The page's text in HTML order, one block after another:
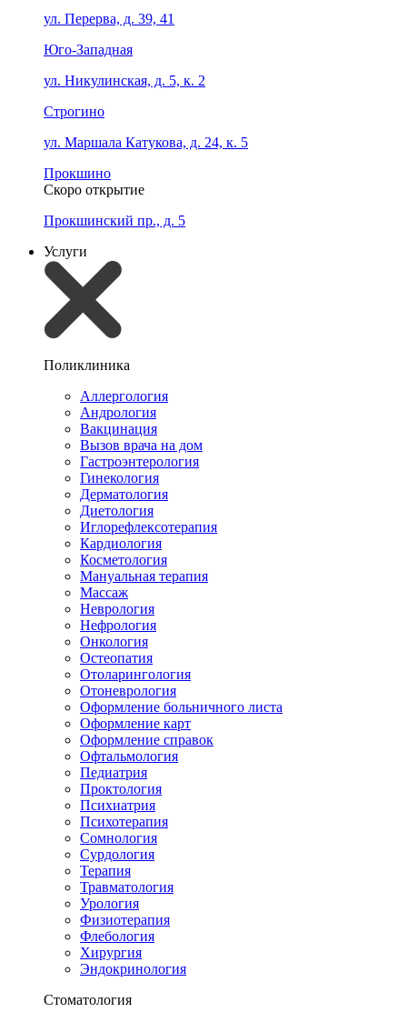
ул. Перерва, д. 39, 41
Юго-Западная
ул. Никулинская, д. 5, к. 2
Строгино
ул. Маршала Катукова, д. 24, к. 5
Прокшино
Скоро открытие
Прокшинский пр., д. 5
Услуги
Поликлиника
Аллергология
Андрология
Вакцинация
Вызов врача на дом
Гастроэнтерология
Гинекология
Дерматология
Диетология
Иглорефлексотерапия
Кардиология
Косметология
Мануальная терапия
Массаж
Неврология
Нефрология
Онкология
Остеопатия
Отоларингология
Отоневрология
Оформление больничного листа
Оформление карт
Оформление справок
Офтальмология
Педиатрия
Проктология
Психиатрия
Психотерапия
Сомнология
Сурдология
Терапия
Травматология
Урология
Физиотерапия
Флебология
Хирургия
Эндокринология
Стоматология